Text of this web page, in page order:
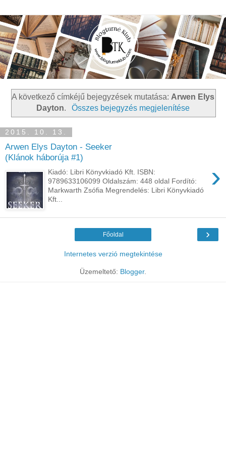
A következő címkéjű bejegyzések mutatása: Arwen Elys
Dayton. Összes bejegyzés megjelenítése
2015. 10. 13.
Arwen Elys Dayton - Seeker
(Klánok háborúja #1)
›
Kiadó: Libri Könyvkiadó Kft. ISBN:
9789633106099 Oldalszám: 448 oldal Fordító:
Markwarth Zsófia Megrendelés: Libri Könyvkiadó
Kft...
›
Főoldal
Internetes verzió megtekintése
Üzemeltető: Blogger.